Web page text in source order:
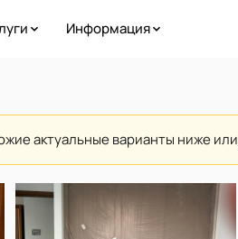
Информация
актуальные варианты ниже или